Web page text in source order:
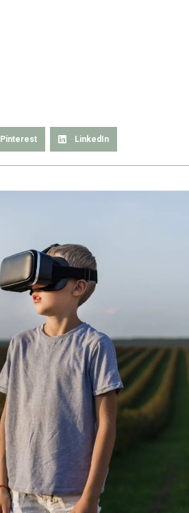
Pinterest LinkedIn